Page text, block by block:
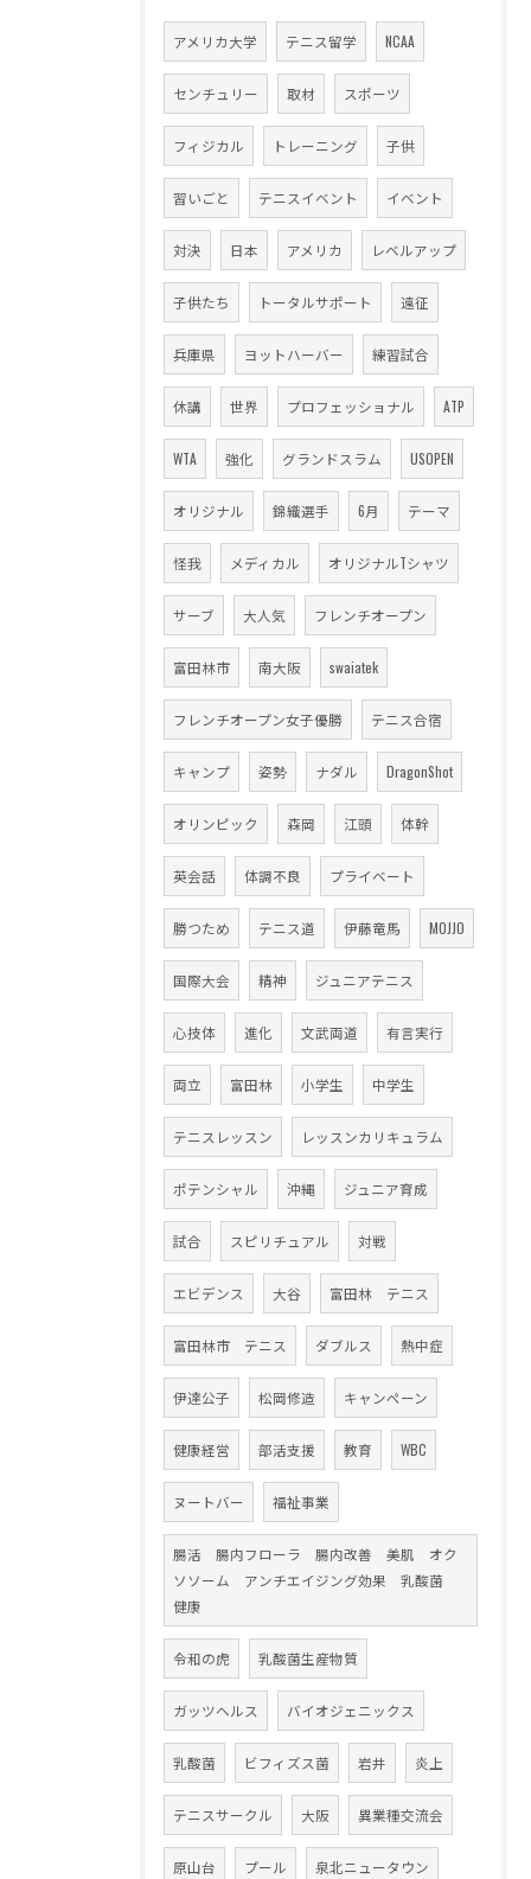
アメリカ大学 テニス留学 NCAA
センチュリー 取材 スポーツ
フィジカル トレーニング 子供
習いごと テニスイベント イベント
対決 日本 アメリカ レベルアップ
子供たち トータルサポート 遠征
兵庫県 ヨットハーバー 練習試合
休講 世界 プロフェッショナル ATP
WTA 強化 グランドスラム USOPEN
オリジナル 錦織選手 6月 テーマ
怪我 メディカル オリジナルTシャツ
サーブ 大人気 フレンチオープン
富田林市 南大阪 swaiatek
フレンチオープン女子優勝 テニス合宿
キャンプ 姿勢 ナダル DragonShot
オリンピック 森岡 江頭 体幹
英会話 体調不良 プライベート
勝つため テニス道 伊藤竜馬 MOJJO
国際大会 精神 ジュニアテニス
心技体 進化 文武両道 有言実行
両立 富田林 小学生 中学生
テニスレッスン レッスンカリキュラム
ポテンシャル 沖縄 ジュニア育成
試合 スピリチュアル 対戦
エビデンス 大谷 富田林 テニス
富田林市 テニス ダブルス 熱中症
伊達公子 松岡修造 キャンペーン
健康経営 部活支援 教育 WBC
ヌートバー 福祉事業
腸活 腸内フローラ 腸内改善 美肌 オク
ソソーム アンチエイジング効果 乳酸菌
健康
令和の虎 乳酸菌生産物質
ガッツヘルス バイオジェニックス
乳酸菌 ビフィズス菌 岩井 炎上
テニスサークル 大阪 異業種交流会
原山台 プール 泉北ニュータウン